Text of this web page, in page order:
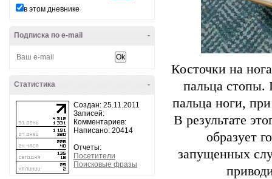
в этом дневнике
-
Подписка по e-mail
-
Статистика
Создан: 25.11.2011
Записей:
Комментариев:
Написано: 20414
Отчеты:
Посетители
Поисковые фразы
Косточки на
пальца стопы.
пальца ноги,
В результате
образует
запущенных